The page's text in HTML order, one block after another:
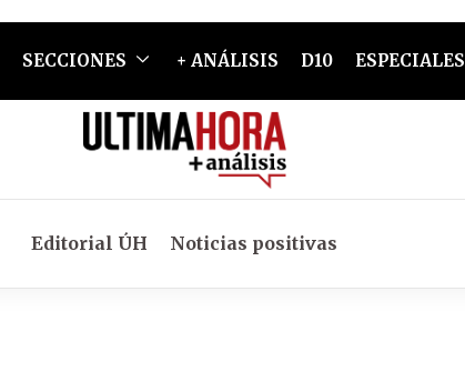
SECCIONES + ANÁLISIS D10 ESPECIALES
Editorial ÚH Noticias positivas